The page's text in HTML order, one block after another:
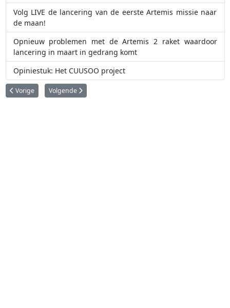
Volg LIVE de lancering van de eerste Artemis missie naar
de maan!
Opnieuw problemen met de Artemis 2 raket waardoor
lancering in maart in gedrang komt
Opiniestuk: Het CUUSOO project
Vorig artikel: NASA helpt tijgers, jaguars en olifanten beschermen
Vorige Volgende artikel: India voert opnieuw geslaagde test uit met
Volgende